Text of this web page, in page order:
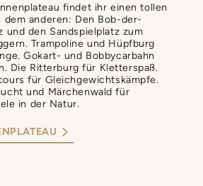
findet ihr einen tollen
dem anderen: Den Bob-der-
und den Sandspielplatz zum
Trampoline und Hüpfburg
Gokart- und Bobbycarbahn
Die Ritterburg für Kletterspaß.
für Gleichgewichtskämpfe.
und Märchenwald für
in der Natur.